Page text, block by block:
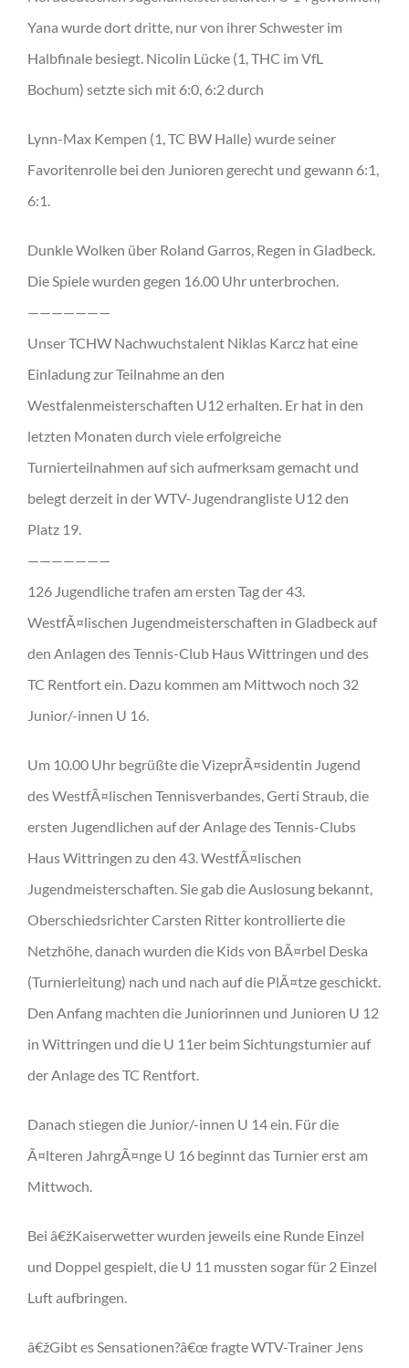
Yana wurde dort dritte, nur von ihrer Schwester im
Halbfinale besiegt. Nicolin Lücke (1, THC im VfL
Bochum) setzte sich mit 6:0, 6:2 durch
Lynn-Max Kempen (1, TC BW Halle) wurde seiner
Favoritenrolle bei den Junioren gerecht und gewann 6:1,
6:1.
Dunkle Wolken über Roland Garros, Regen in Gladbeck.
Die Spiele wurden gegen 16.00 Uhr unterbrochen.
———————
Unser TCHW Nachwuchstalent Niklas Karcz hat eine
Einladung zur Teilnahme an den
Westfalenmeisterschaften U12 erhalten. Er hat in den
letzten Monaten durch viele erfolgreiche
Turnierteilnahmen auf sich aufmerksam gemacht und
belegt derzeit in der WTV-Jugendrangliste U12 den
Platz 19.
———————
126 Jugendliche trafen am ersten Tag der 43.
WestfÃ¤lischen Jugendmeisterschaften in Gladbeck auf
den Anlagen des Tennis-Club Haus Wittringen und des
TC Rentfort ein. Dazu kommen am Mittwoch noch 32
Junior/-innen U 16.
Um 10.00 Uhr begrüßte die VizeprÃ¤sidentin Jugend
des WestfÃ¤lischen Tennisverbandes, Gerti Straub, die
ersten Jugendlichen auf der Anlage des Tennis-Clubs
Haus Wittringen zu den 43. WestfÃ¤lischen
Jugendmeisterschaften. Sie gab die Auslosung bekannt,
Oberschiedsrichter Carsten Ritter kontrollierte die
Netzhöhe, danach wurden die Kids von BÃ¤rbel Deska
(Turnierleitung) nach und nach auf die PlÃ¤tze geschickt.
Den Anfang machten die Juniorinnen und Junioren U 12
in Wittringen und die U 11er beim Sichtungsturnier auf
der Anlage des TC Rentfort.
Danach stiegen die Junior/-innen U 14 ein. Für die
Ã¤lteren JahrgÃ¤nge U 16 beginnt das Turnier erst am
Mittwoch.
Bei â€žKaiserwetter wurden jeweils eine Runde Einzel
und Doppel gespielt, die U 11 mussten sogar für 2 Einzel
Luft aufbringen.
â€žGibt es Sensationen?â€œ fragte WTV-Trainer Jens